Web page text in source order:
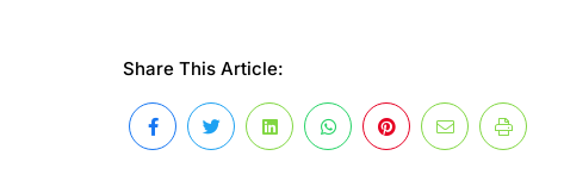
Share This Article: